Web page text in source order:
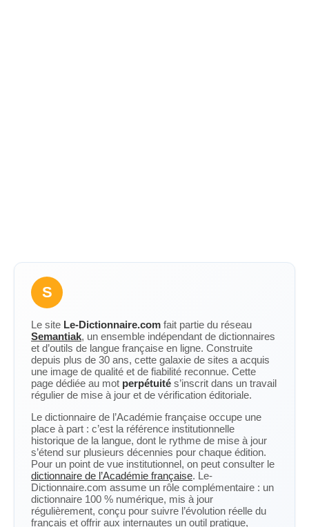
S
Le site Le-Dictionnaire.com fait partie du réseau
Semantiak, un ensemble indépendant de dictionnaires
et d’outils de langue française en ligne. Construite
depuis plus de 30 ans, cette galaxie de sites a acquis
une image de qualité et de fiabilité reconnue. Cette
page dédiée au mot perpétuité s’inscrit dans un travail
régulier de mise à jour et de vérification éditoriale.
Le dictionnaire de l’Académie française occupe une
place à part : c’est la référence institutionnelle
historique de la langue, dont le rythme de mise à jour
s’étend sur plusieurs décennies pour chaque édition.
Pour un point de vue institutionnel, on peut consulter le
dictionnaire de l’Académie française. Le-
Dictionnaire.com assume un rôle complémentaire : un
dictionnaire 100 % numérique, mis à jour
régulièrement, conçu pour suivre l’évolution réelle du
français et offrir aux internautes un outil pratique,